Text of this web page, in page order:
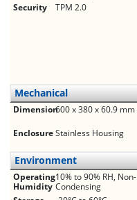
Security TPM 2.0
Mechanical
Dimension600 x 380 x 60.9 mm
EnclosureStainless Housing
Environment
Operating
Humidity
10% to 90% RH, Non-
Condensing